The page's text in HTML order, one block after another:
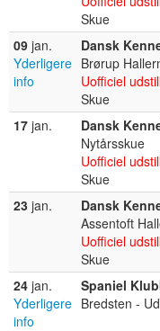
Skue
09 jan.
Yderligere
info
Dansk
Brørup
Uofficiel
Skue
17 jan. Dansk
Nytårsskue
Uofficiel
Skue
23 jan. Dansk
Assentoft
Uofficiel
Skue
24 jan.
Yderligere
info
Spaniel
Bredsten -